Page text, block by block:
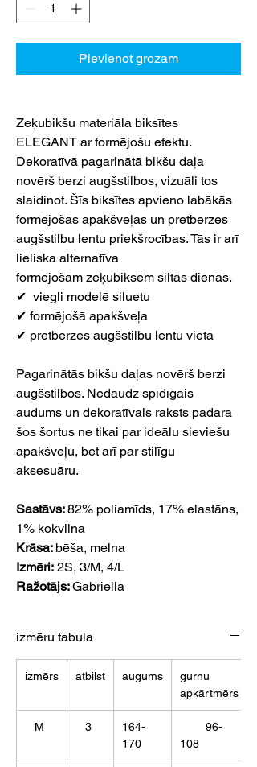
Pievienot grozam
Zeķubikšu materiāla biksītes
ELEGANT ar formējošu efektu.
Dekoratīvā pagarinātā bikšu daļa
novērš berzi augšstilbos, vizuāli tos
slaidinot. Šīs biksītes apvieno labākās
formējošās apakšveļas un pretberzes
augšstilbu lentu priekšrocības. Tās ir arī
lieliska alternatīva
formējošām zeķubiksēm siltās dienās.
✔ viegli modelē siluetu
✔ formējošā apakšveļa
✔ pretberzes augšstilbu lentu vietā
Pagarinātās bikšu daļas novērš berzi
augšstilbos. Nedaudz spīdīgais
audums un dekoratīvais raksts padara
šos šortus ne tikai par ideālu sieviešu
apakšveļu, bet arī par stilīgu
aksesuāru.
Sastāvs:82% poliamīds, 17% elastāns,
1% kokvilna
Krāsa: bēša, melna
Izmēri: 2S, 3/M, 4/L
Ražotājs:Gabriella
izmēru tabula
izmērs atbilst augums
gurnu
apkārtmērs
M 3
164-
170
96-
108